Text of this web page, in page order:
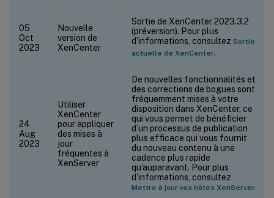
05
Oct
2023
Nouvelle
version de
XenCenter
Sortie de XenCenter 2023.3.2
(préversion). Pour plus
d’informations, consultez Sortie
actuelle de XenCenter.
24
Aug
2023
Utiliser
XenCenter
pour appliquer
des mises à
jour
fréquentes à
XenServer
De nouvelles fonctionnalités et
des corrections de bogues sont
fréquemment mises à votre
disposition dans XenCenter, ce
qui vous permet de bénéficier
d’un processus de publication
plus efficace qui vous fournit
du nouveau contenu à une
cadence plus rapide
qu’auparavant. Pour plus
d’informations, consultez
Mettre à jour vos hôtes XenServer.